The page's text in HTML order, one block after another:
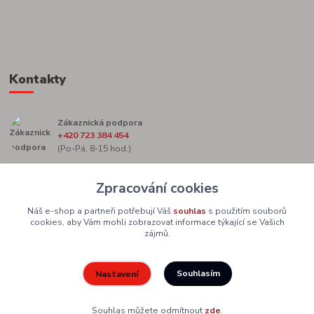
Kontakty
Zákaznická podpora
+420 723 384 454
(Po-Pá, 8-15 hod.)
Upravit sběr cookies.
Zpracování cookies
Náš e-shop a partneři potřebují Váš souhlas s použitím souborů
cookies, aby Vám mohli zobrazovat informace týkající se Vašich
zájmů.
Nastavení Souhlasím
Souhlas můžete odmítnout zde.